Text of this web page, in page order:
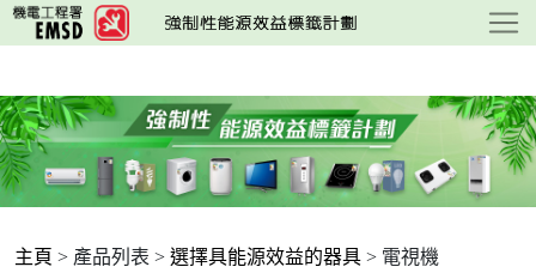
跳
至
要
內
容
主頁 > 產品列表 > 選擇具能源效益的器具 > 電視機